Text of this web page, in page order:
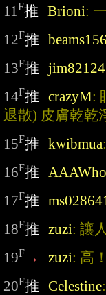
11F推 Brioni:
12F推 beams156
13F推 jim82124
14F推 crazyM:
退散) 皮膚乾乾
15F推 kwibmua
16F推
17F推
18F推 zuzi: 讓
19F → zuzi: 高！
20F推 Celestine